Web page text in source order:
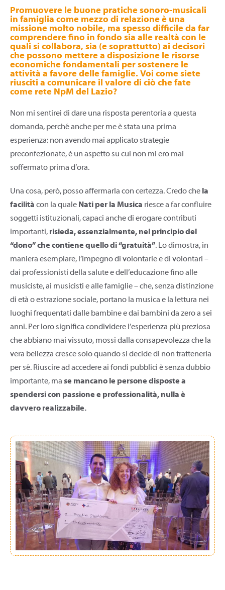
Promuovere le buone pratiche sonoro-musicali
in famiglia come mezzo di relazione è una
missione molto nobile, ma spesso difficile da far
comprendere fino in fondo sia alle realtà con le
quali si collabora, sia (e soprattutto) ai decisori
che possono mettere a disposizione le risorse
economiche fondamentali per sostenere le
attività a favore delle famiglie. Voi come siete
riusciti a comunicare il valore di ciò che fate
come rete NpM del Lazio?
Non mi sentirei di dare una risposta perentoria a questa
domanda, perché anche per me è stata una prima
esperienza: non avendo mai applicato strategie
preconfezionate, è un aspetto su cui non mi ero mai
soffermato prima d’ora.
Una cosa, però, posso affermarla con certezza. Credo che la
facilità con la quale Nati per la Musica riesce a far confluire
soggetti istituzionali, capaci anche di erogare contributi
importanti, risieda, essenzialmente, nel principio del
“dono” che contiene quello di “gratuità”. Lo dimostra, in
maniera esemplare, l’impegno di volontarie e di volontari –
dai professionisti della salute e dell’educazione fino alle
musiciste, ai musicisti e alle famiglie – che, senza distinzione
di età o estrazione sociale, portano la musica e la lettura nei
luoghi frequentati dalle bambine e dai bambini da zero a sei
anni. Per loro significa condividere l’esperienza più preziosa
che abbiano mai vissuto, mossi dalla consapevolezza che la
vera bellezza cresce solo quando si decide di non trattenerla
per sé. Riuscire ad accedere ai fondi pubblici è senza dubbio
importante, ma se mancano le persone disposte a
spendersi con passione e professionalità, nulla è
davvero realizzabile.